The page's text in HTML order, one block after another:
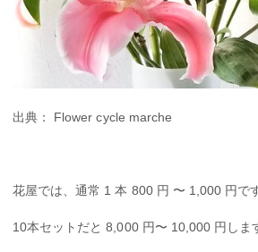
出典： Flower cycle marche
花屋では、通常 1 本 800 円 〜 1,000 円で
10本セットだと 8,000 円〜 10,000 円しま